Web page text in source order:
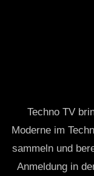
Techno TV
Moderne im
sammeln und
Anmeldung in